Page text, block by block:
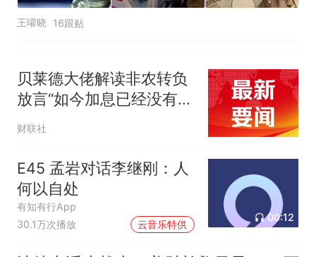
王嚾晓 16跟贴
贝莱德大佬解读非农转负
放言“如今加息已经没有太
大意义”
财联社
E45 孟岩对话李继刚：人
何以自处
有知有行App
30.1万次播放
云音乐特供
00:12